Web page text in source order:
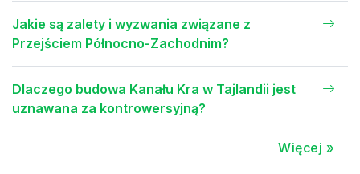
Jakie są zalety i wyzwania związane z
Przejściem Północno-Zachodnim?
Dlaczego budowa Kanału Kra w Tajlandii jest
uznawana za kontrowersyjną?
Więcej »